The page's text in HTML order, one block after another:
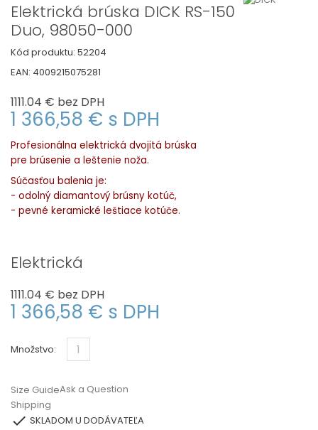
Elektrická brúska DICK RS-150
Duo, 98050-000
Kód produktu: 52204
EAN: 4009215075281
1111.04 € bez DPH
1 366,58 € s DPH
Profesionálna elektrická dvojitá brúska
pre brúsenie a leštenie noža.
Súčasťou balenia je:
- odolný diamantový brúsny kotúč,
- pevné keramické leštiace kotúče.
Elektrická
1111.04 € bez DPH
1 366,58 € s DPH
Množstvo:
Size Guide
Shipping
Ask a Question
 SKLADOM U DODÁVATEĽA